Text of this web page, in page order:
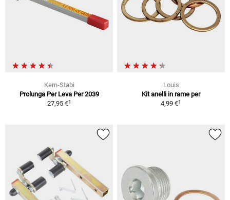
Kern-Stabi
Prolunga Per Leva Per 2039
27,95 €1
Louis
Kit anelli in rame per
4,99 €1